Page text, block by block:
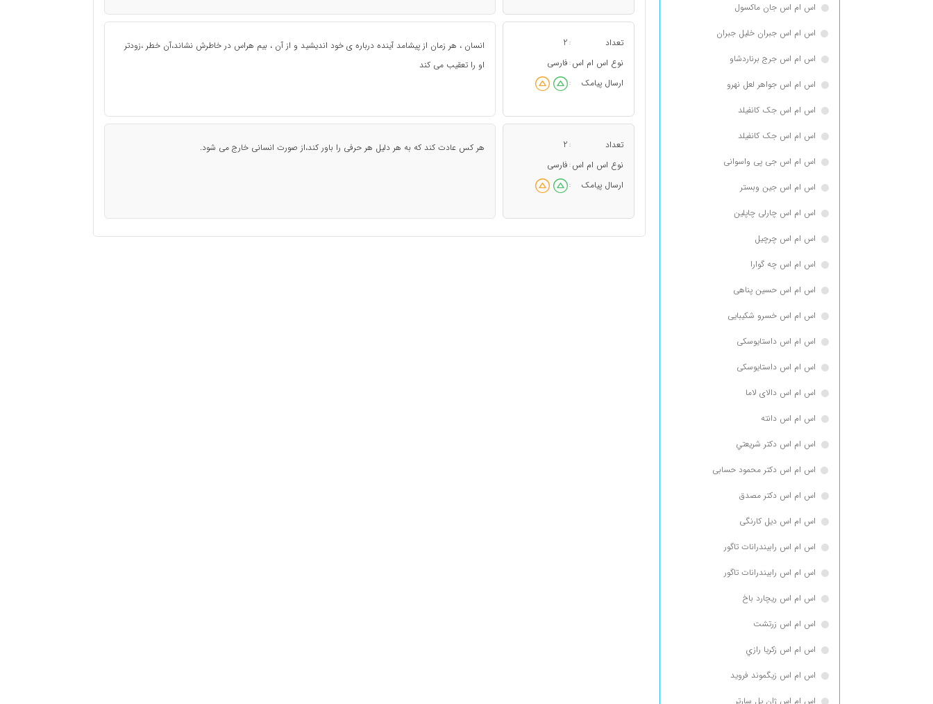
اس ام اس جان ماکسول
اس ام اس جبران خلیل جبران
اس ام اس جرج برناردشاو
اس ام اس جواهر لعل نهرو
اس ام اس جک كانفيلد
اس ام اس جک کانفیلد
اس ام اس جی پی واسوانی
اس ام اس جین وبستر
اس ام اس چارلی چاپلین
اس ام اس چرچیل
اس ام اس چه گوارا
اس ام اس حسین پناهی
اس ام اس خسرو شکیبایی
اس ام اس داستایوسكی
اس ام اس داستایوسکی
اس ام اس دالای لاما
اس ام اس دانته
اس ام اس دكتر شريعتي
اس ام اس دکتر محمود حسابی
اس ام اس دکتر مصدق
اس ام اس دیل کارنگی
اس ام اس رابيندرانات تاگور
اس ام اس رابیندرانات تاگور
اس ام اس ریچارد باخ
اس ام اس زرتشت
اس ام اس زكريا رازي
اس ام اس زیگموند فروید
اس ام اس ژان پل سارتر
تعداد :
2
نوع اس ام اس : فارسی
ارسال پیامک
:
انسان ، هر زمان از پیشامد آینده درباره ی خود اندیشید و از آن ، بیم هراس در خاطرش نشاند،آن خطر ،زودتر
او را تعقیب می کند
تعداد :
2
نوع اس ام اس : فارسی
ارسال پیامک
:
هر کس عادت کند که به هر دلیل هر حرفی را باور کند،از صورت انسانی خارج می شود.